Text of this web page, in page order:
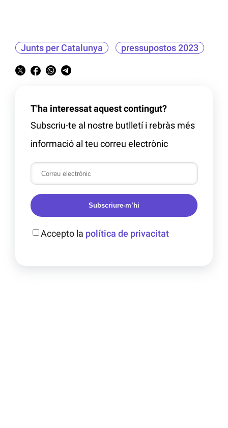
Junts per Catalunya pressupostos 2023
T'ha interessat aquest contingut?
Subscriu-te al nostre butlletí i rebràs més
informació al teu correu electrònic
Subscriure-m’hi
Accepto la política de privacitat